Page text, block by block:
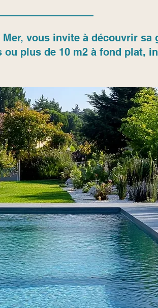
vous invite à découvrir sa
ou plus de 10 m2 à fond plat,